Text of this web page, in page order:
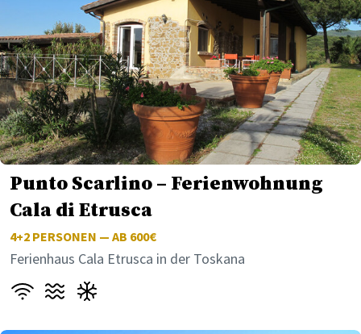
Punto Scarlino – Ferienwohnung
Cala di Etrusca
4+2 PERSONEN — AB 600€
Ferienhaus Cala Etrusca in der Toskana